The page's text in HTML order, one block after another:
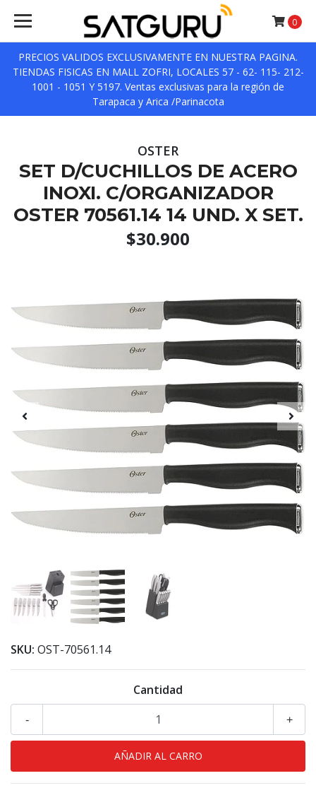
PRECIOS VALIDOS EXCLUSIVAMENTE EN NUESTRA PAGINA.
TIENDAS FISICAS EN MALL ZOFRI, LOCALES 57 - 62- 115- 212-
1001 - 1051 Y 5197. Ventas exclusivas para la región de
Tarapaca y Arica /Parinacota
0
OSTER
SET D/CUCHILLOS DE ACERO
INOXI. C/ORGANIZADOR
OSTER 70561.14 14 UND. X SET.
$30.900
SKU: OST-70561.14
Cantidad
+
-